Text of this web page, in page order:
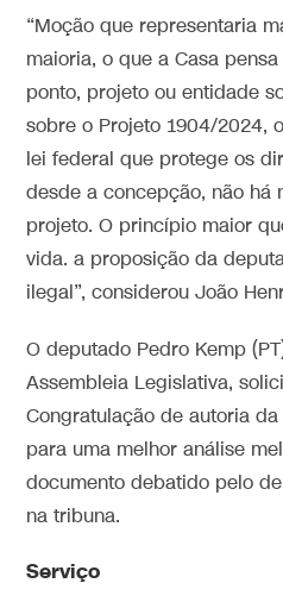
“Moção que representaria
maioria, o que a Casa
ponto, projeto ou entidade
sobre o Projeto 1904/2024,
lei federal que protege os
desde a concepção, não há
projeto. O princípio maior
vida. a proposição da
ilegal”, considerou João
O deputado Pedro Kemp
Assembleia Legislativa,
Congratulação de autoria
para uma melhor análise
documento debatido pelo
na tribuna.
Serviço